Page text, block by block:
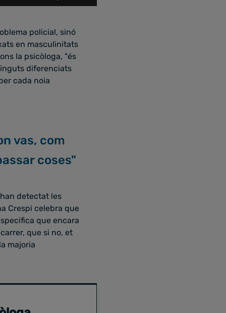
tecles
de
fletxa
cap
o
el
policial, sinó
en masculinitats
la psicòloga, "és
diferenciats
cada noia
vas, com
coses"
detectat les
Crespi celebra que
que encara
que si no, et
majoria